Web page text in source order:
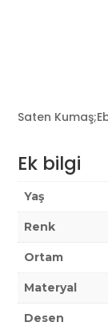
Saten
Ek bilgi
Yaş
Renk
Ortam
Materyal
Desen